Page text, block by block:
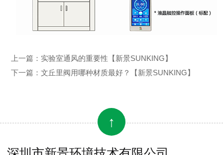
上一篇： 实验室通风的重要性【新景SUNKING】
下一篇： 文丘里阀用哪种材质最好？【新景SUNKING】
↑